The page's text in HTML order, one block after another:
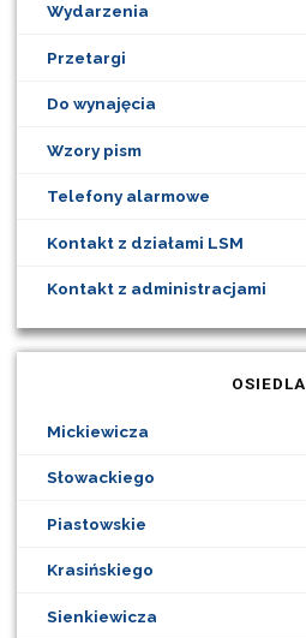
Wydarzenia
Przetargi
Do wynajęcia
Wzory pism
Telefony alarmowe
Kontakt z działami LSM
Kontakt z administracjami
OSIEDLA
Mickiewicza
Słowackiego
Piastowskie
Krasińskiego
Sienkiewicza